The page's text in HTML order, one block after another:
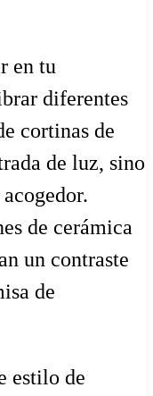
en tu
diferentes
cortinas de
de luz, sino
de cerámica
un contraste
de
estilo de